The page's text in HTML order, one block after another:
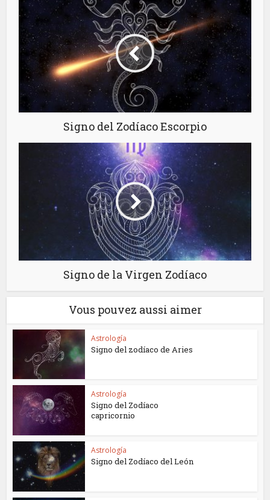
Signo del Zodíaco Escorpio
Signo de la Virgen Zodíaco
Vous pouvez aussi aimer
Astrología
Signo del zodíaco de Aries
Astrología
Signo del Zodíaco
capricornio
Astrología
Signo del Zodíaco del León